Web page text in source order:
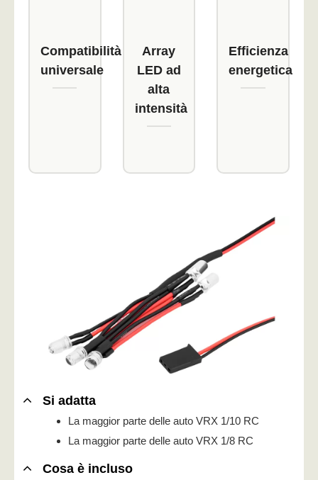
Compatibilità
universale
Array
LED ad
alta
intensità
Efficienza
energetica
Si adatta
La maggior parte delle auto VRX 1/10 RC
La maggior parte delle auto VRX 1/8 RC
Cosa è incluso